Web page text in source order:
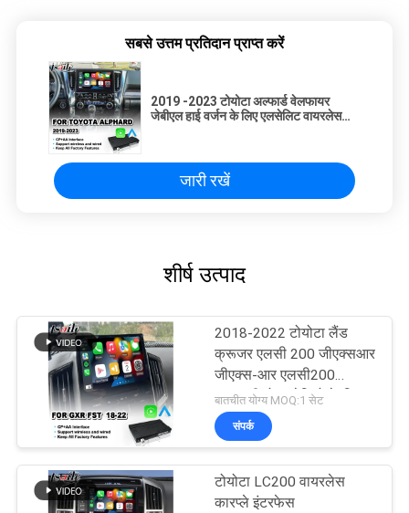
सबसे उत्तम प्रतिदान प्राप्त करें
2019 -2023 टोयोटा अल्फार्ड वेलफायर
जेबीएल हाई वर्जन के लिए एलसेलिट वायरलेस
जारी रखें
शीर्ष उत्पाद
2018-2022 टोयोटा लैंड
क्रूजर एलसी 200 जीएक्सआर
जीएक्स-आर एलसी200
एफएसटी होस्ट रेडियो के लिए
एलसेलिट कारप्ले इंटरफ़ेस
बातचीत योग्य MOQ:1 सेट
संपर्क
टोयोटा LC200 वायरलेस
कारप्ले इंटरफेस